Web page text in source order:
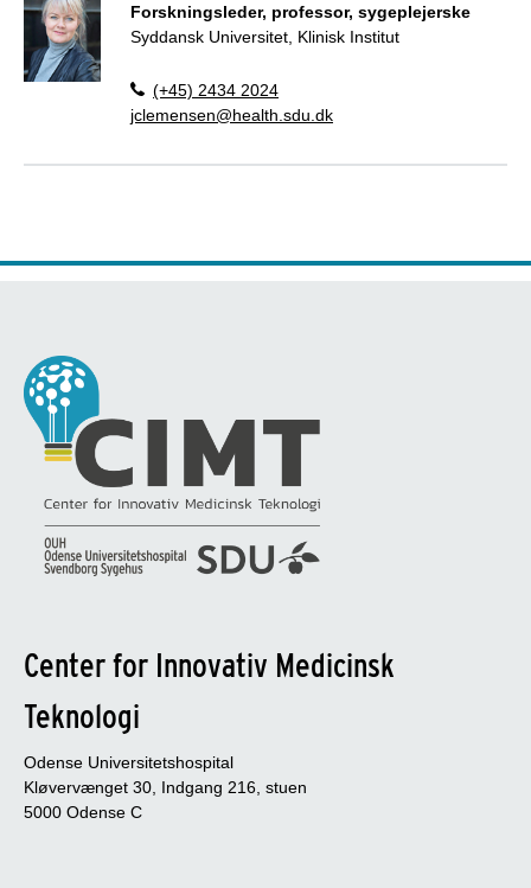
Forskningsleder, professor, sygeplejerske
Syddansk Universitet, Klinisk Institut
(+45) 2434 2024
jclemensen@health.sdu.dk
Center for Innovativ Medicinsk
Teknologi
Odense Universitetshospital
Kløvervænget 30, Indgang 216, stuen
5000 Odense C